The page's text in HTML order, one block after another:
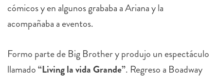
cómicos y en algunos grababa a Ariana y la
acompañaba a eventos.
Formo parte de Big Brother y produjo un espectáculo
llamado“Living la vida Grande”. Regreso a Boadway